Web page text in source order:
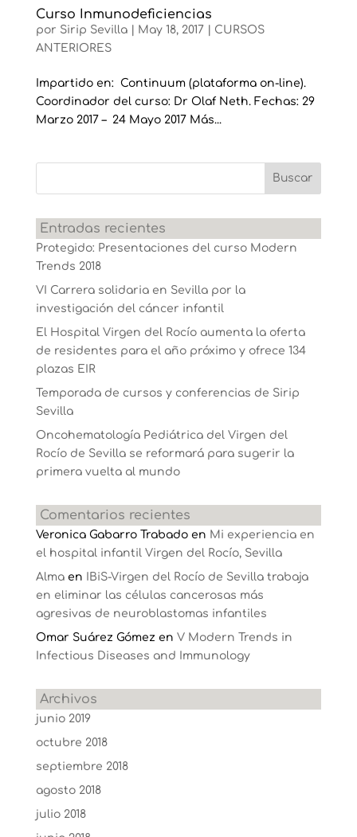
Curso Inmunodeficiencias
por Sirip Sevilla| May 18, 2017| CURSOS
ANTERIORES
Impartido en: Continuum (plataforma on-line).
Coordinador del curso: Dr Olaf Neth. Fechas: 29
Marzo 2017 – 24 Mayo 2017 Más...
Entradas recientes
Protegido: Presentaciones del curso Modern
Trends 2018
VI Carrera solidaria en Sevilla por la
investigación del cáncer infantil
El Hospital Virgen del Rocío aumenta la oferta
de residentes para el año próximo y ofrece 134
plazas EIR
Temporada de cursos y conferencias de Sirip
Sevilla
Oncohematología Pediátrica del Virgen del
Rocío de Sevilla se reformará para sugerir la
primera vuelta al mundo
Comentarios recientes
Veronica Gabarro Trabadoen Mi experiencia en
el hospital infantil Virgen del Rocío, Sevilla
Almaen
IBiS-Virgen del Rocío de Sevilla trabaja
en eliminar las células cancerosas más
agresivas de neuroblastomas infantiles
Omar Suárez Gómez en V Modern Trends in
Infectious Diseases and Immunology
Archivos
junio 2019
octubre 2018
septiembre 2018
agosto 2018
julio 2018